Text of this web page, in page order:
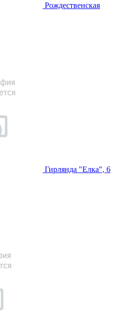
Рождественская
Гирлянда "Елка", 6